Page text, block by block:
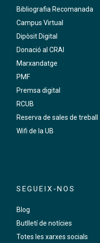
Bibliografia Recomanada
Campus Virtual
Dipòsit Digital
Donació al CRAI
Marxandatge
PMF
Premsa digital
RCUB
Reserva de sales de treball
Wifi de la UB
SEGUEIX-NOS
Blog
Butlletí de notícies
Totes les xarxes socials